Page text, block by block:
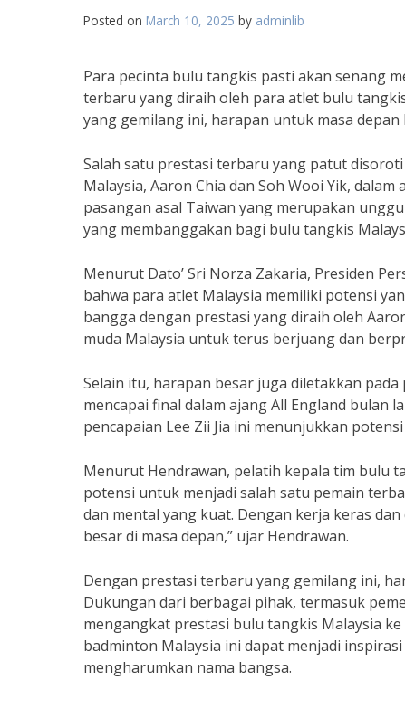
Posted on March 10, 2025 by adminlib
Para pecinta bulu tangkis pasti akan senang
terbaru yang diraih oleh para atlet bulu
yang gemilang ini, harapan untuk masa
Salah satu prestasi terbaru yang patut
Malaysia, Aaron Chia dan Soh Wooi Yik,
pasangan asal Taiwan yang merupakan
yang membanggakan bagi bulu tangkis
Menurut Dato’ Sri Norza Zakaria, Presiden
bahwa para atlet Malaysia memiliki potensi
bangga dengan prestasi yang diraih oleh
muda Malaysia untuk terus berjuang dan
Selain itu, harapan besar juga diletakkan
mencapai final dalam ajang All England bulan
pencapaian Lee Zii Jia ini menunjukkan
Menurut Hendrawan, pelatih kepala tim bulu
potensi untuk menjadi salah satu pemain
dan mental yang kuat. Dengan kerja keras
besar di masa depan,” ujar Hendrawan.
Dengan prestasi terbaru yang gemilang ini,
Dukungan dari berbagai pihak, termasuk
mengangkat prestasi bulu tangkis Malaysia
badminton Malaysia ini dapat menjadi
mengharumkan nama bangsa.